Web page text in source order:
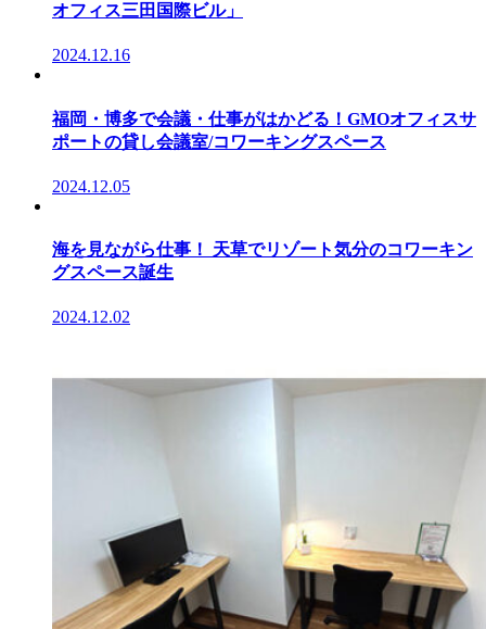
オフィス三田国際ビル」
2024.12.16
福岡・博多で会議・仕事がはかどる！GMOオフィスサ
ポートの貸し会議室/コワーキングスペース
2024.12.05
海を見ながら仕事！ 天草でリゾート気分のコワーキン
グスペース誕生
2024.12.02